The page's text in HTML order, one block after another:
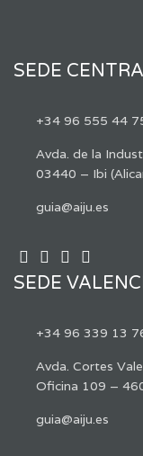
SEDE
+34 96 555 44
Avda. de la
03440 – Ibi
guia@aiju.es
SEDE
+34 96 339 13
Avda. Cortes
Oficina 109 –
guia@aiju.es